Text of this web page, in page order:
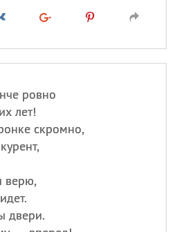
ровно
лет!
скромно,
верю,
двери.